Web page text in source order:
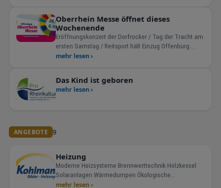
Oberrhein Messe öffnet dieses
Wochenende
Eröffnungskonzert der Dorfrocker / Tag der Tracht am
ersten Samstag / Reitsport hält Einzug Offenburg.
Neun
mehr lesen ›
Das Kind ist geboren
mehr lesen ›
ANGEBOTE 9
Heizung
Moderne Heizsysteme Brennwerttechnik Holzkessel
Solaranlagen Wärmedumpen Ökologische
Heizsysteme / Besonders spezialisiert auf
mehr lesen ›